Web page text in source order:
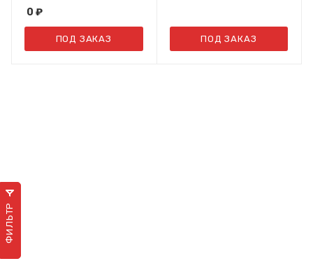
0 ₽
ПОД ЗАКАЗ ПОД ЗАКАЗ
ФИЛЬТР